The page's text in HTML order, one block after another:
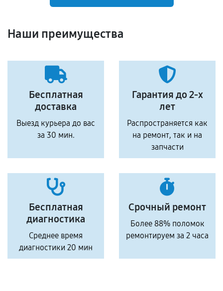
Наши преимущества
Бесплатная
доставка
Выезд курьера до вас
за 30 мин.
Гарантия до 2-х
лет
Распространяется как
на ремонт, так и на
запчасти
Бесплатная
диагностика
Среднее время
диагностики 20 мин
Срочный ремонт
Более 88% поломок
ремонтируем за 2 часа